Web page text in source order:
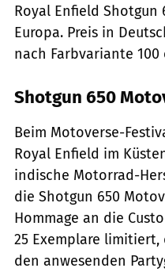
Royal Enfield Shotgun
Europa. Preis in
nach Farbvariante
Shotgun 650
Beim Motoverse-
Royal Enfield im
indische Motorrad-
die Shotgun 650
Hommage an die
25 Exemplare
den anwesenden